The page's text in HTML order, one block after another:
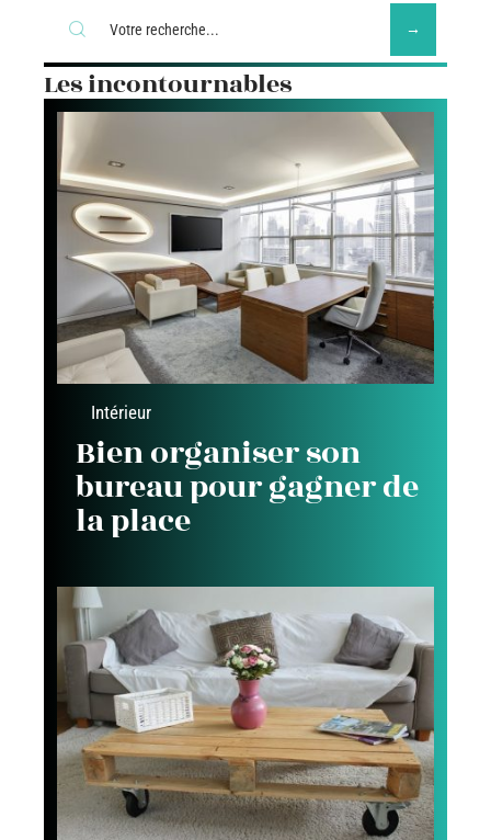
Les incontournables
Intérieur
Bien organiser son
bureau pour gagner de
la place